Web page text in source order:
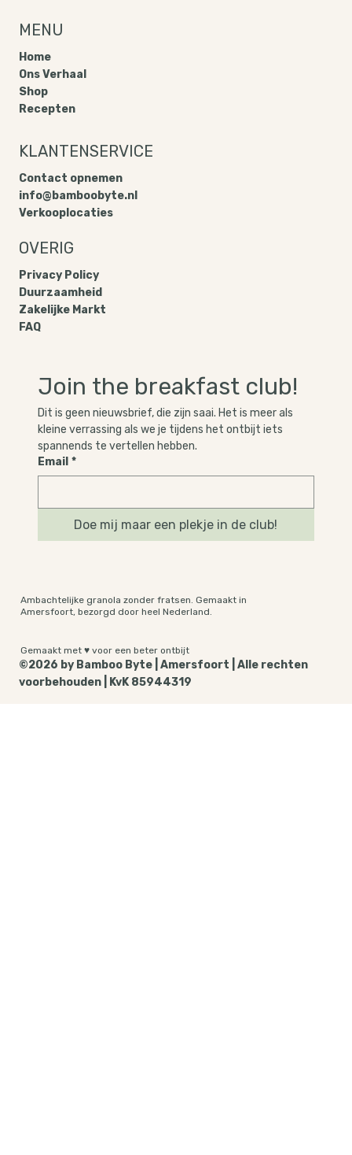
MENU
Home
Ons Verhaal
Shop
Recepten
KLANTENSERVICE
Contact opnemen
info@bamboobyte.nl
Verkooplocaties
OVERIG
Privacy Policy​
Duurzaamheid
Zakelijke Markt
FAQ
Join the breakfast club!
Dit is geen nieuwsbrief, die zijn saai. Het is meer als
kleine verrassing als we je tijdens het ontbijt iets
spannends te vertellen hebben.
Email *
Doe mij maar een plekje in de club!
Ambachtelijke granola zonder fratsen. Gemaakt in
Amersfoort, bezorgd door heel Nederland.
Gemaakt met ♥ voor een beter ontbijt
©2026 by Bamboo Byte | Amersfoort | Alle rechten
voorbehouden | KvK 85944319